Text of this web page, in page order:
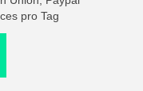
pro Tag